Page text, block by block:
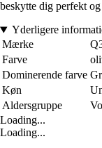
beskytte dig perfekt
Yderligere
Mærke
Farve
Dominerende farve
Køn
Aldersgruppe
Loading...
Loading...